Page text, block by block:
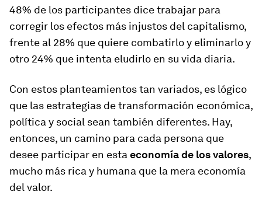
48% de los participantes dice trabajar para
corregir los efectos más injustos del capitalismo,
frente al 28% que quiere combatirlo y eliminarlo y
otro 24% que intenta eludirlo en su vida diaria.
Con estos planteamientos tan variados, es lógico
que las estrategias de transformación económica,
política y social sean también diferentes. Hay,
entonces, un camino para cada persona que
desee participar en esta economía de los valores,
mucho más rica y humana que la mera economía
del valor.